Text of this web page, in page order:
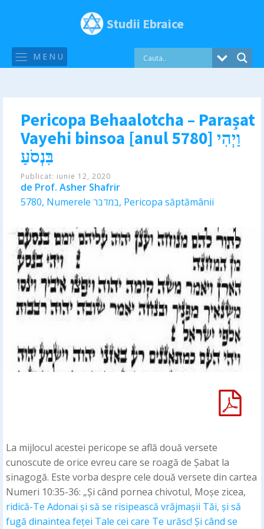
Studii Ebraice
MENU
Pericopa Behaalotcha – Parașat
Vayehi binsoa [anul 5780] וַיְהִי
בִּנְסֹעַ
Publicat: iunie 12, 2020
de Prof. Asher Shafrir
5780, Numerele במדבר, Pericopa săptămânii
La mijlocul acestei pericope se află două versete
cunoscute de orice evreu care se roagă de Șabat la
sinagogă. Este vorba despre cele două versete din cartea
Numeri 10:35-36: „Și când pornea chivotul, Moșe zicea,
ridică-Te Adonai și să se risipească vrăjmașii Tăi, și să
fugă dinaintea feței Tale cei care Te urăsc! Și când se